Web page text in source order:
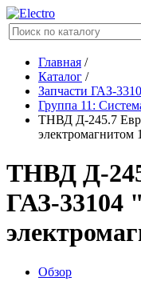
Главная /
Каталог /
Запчасти ГАЗ-
Группа 11:
ТНВД Д-245.7
ТНВД Д-
ГАЗ-33104
Обзор